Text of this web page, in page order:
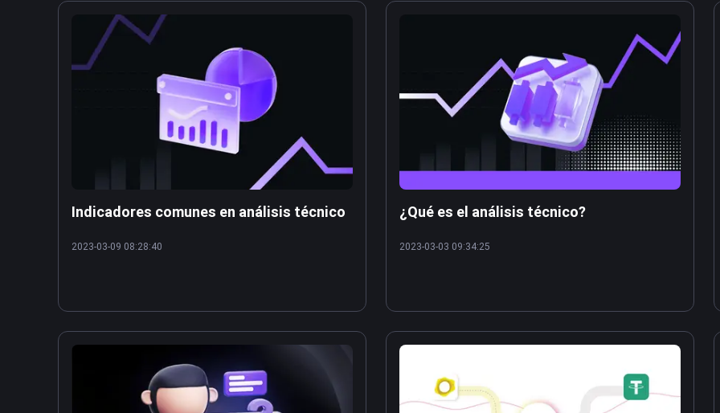
Indicadores comunes en análisis técnico
2023-03-09 08:28:40
¿Qué es el análisis técnico?
2023-03-03 09:34:25